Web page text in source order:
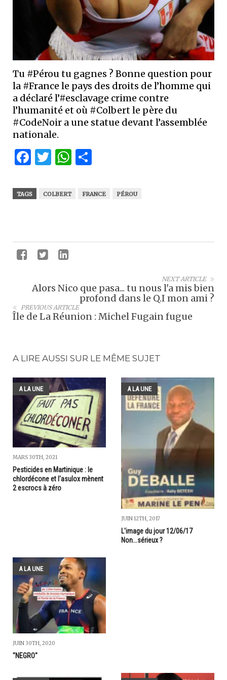
Tu #Pérou tu gagnes ? Bonne question pour
la #France le pays des droits de l’homme qui
a déclaré l’#esclavage crime contre
l’humanité et où #Colbert le père du
#CodeNoir a une statue devant l’assemblée
nationale.
Facebook
Twitter
WhatsApp
TAGS COLBERT FRANCE PÉROU
NEXT ARTICLE
Alors Nico que pasa... tu nous l'a mis bien
profond dans le Q.I mon ami ?
PREVIOUS ARTICLE
Île de La Réunion : Michel Fugain fugue
A LIRE AUSSI SUR LE MÊME SUJET
A LA UNE
MARS 30TH, 2021
Pesticides en Martinique : le
chlordécone et l'asulox mènent
2 escrocs à zéro
A LA UNE
JUIN 12TH, 2017
L'image du jour 12/06/17
Non...sérieux ?
A LA UNE
JUIN 30TH, 2020
"NEGRO"